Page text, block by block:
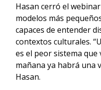
Hasan cerró el
modelos más
capaces de entender
contextos culturales.
es el peor sistema
mañana ya habrá una
Hasan.